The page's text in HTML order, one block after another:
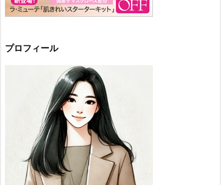
プロフィール